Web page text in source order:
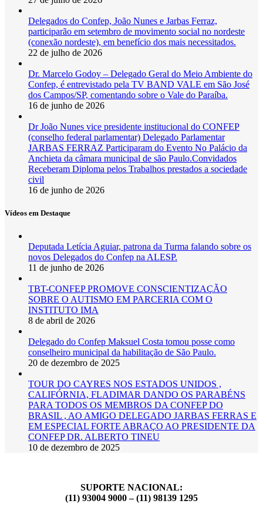
Delegados do Confep, João Nunes e Jarbas Ferraz,
participarão em setembro de movimento social no nordeste
(conexão nordeste), em benefício dos mais necessitados.
22 de julho de 2026
Dr. Marcelo Godoy – Delegado Geral do Meio Ambiente do
Confep, é entrevistado pela TV BAND VALE em São José
dos Campos/SP, comentando sobre o Vale do Paraíba.
16 de junho de 2026
Dr João Nunes vice presidente institucional do CONFEP
(conselho federal parlamentar) Delegado Parlamentar
JARBAS FERRAZ Participaram do Evento No Palácio da
Anchieta da câmara municipal de são Paulo.Convidados
Receberam Diploma pelos Trabalhos prestados a sociedade
civil
16 de junho de 2026
Vídeos em Destaque
Deputada Letícia Aguiar, patrona da Turma falando sobre os
novos Delegados do Confep na ALESP.
11 de junho de 2026
TBT-CONFEP PROMOVE CONSCIENTIZAÇÃO
SOBRE O AUTISMO EM PARCERIA COM O
INSTITUTO IMA
8 de abril de 2026
Delegado do Confep Maksuel Costa tomou posse como
conselheiro municipal da habilitação de São Paulo.
20 de dezembro de 2025
TOUR DO CAYRES NOS ESTADOS UNIDOS ,
CALIFÓRNIA, FLADIMAR DANDO OS PARABÉNS
PARA TODOS OS MEMBROS DA CONFEP DO
BRASIL , AO AMIGO DELEGADO JARBAS FERRAS E
EM ESPECIAL FORTE ABRAÇO AO PRESIDENTE DA
CONFEP DR. ALBERTO TINEU
10 de dezembro de 2025
SUPORTE NACIONAL:
(11) 93004 9000 – (11) 98139 1295